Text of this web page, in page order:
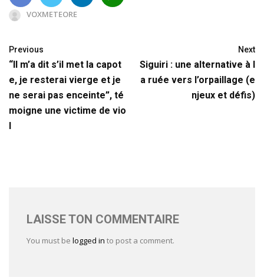
VOXMETEORE
Previous
“Il m’a dit s’il met la capot
e, je resterai vierge et je
ne serai pas enceinte”, té
moigne une victime de vio
Next
Siguiri : une alternative à l
a ruée vers l’orpaillage (e
njeux et défis)
LAISSE TON COMMENTAIRE
You must be logged in to post a comment.